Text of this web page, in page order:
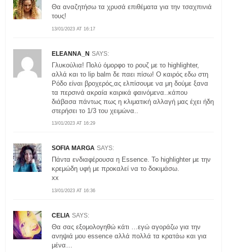
13/01/2023 AT 16:17
Θα αναζητήσω τα χρυσά επιθέματα για την τσαχπινιά
τους!
ELEANNA_N SAYS:
13/01/2023 AT 16:29
Γλυκούλια! Πολύ όμορφο το ρουζ με το highlighter,
αλλά και το lip balm δε παει πίσω! Ο καιρός εδω στη
Ρόδο είναι βροχερός,ας ελπίσουμε να μη δούμε ξανα
τα περσινά ακραία καιρικά φαινόμενα..κάπου
διάβασα πάντως πως η κλιματική αλλαγή μας έχει ήδη
στερήσει το 1/3 του χειμώνα..
SOFIA MARGA SAYS:
13/01/2023 AT 16:36
Πάντα ενδιαφέρουσα η Essence. Το highlighter με την
κρεμώδη υφή με προκαλεί να το δοκιμάσω.
xx
CELIA SAYS:
Θα σας εξομολογηθώ κάτι …εγώ αγοράζω για την
ανηψιά μου essence αλλά πολλά τα κρατάω και για
μένα…